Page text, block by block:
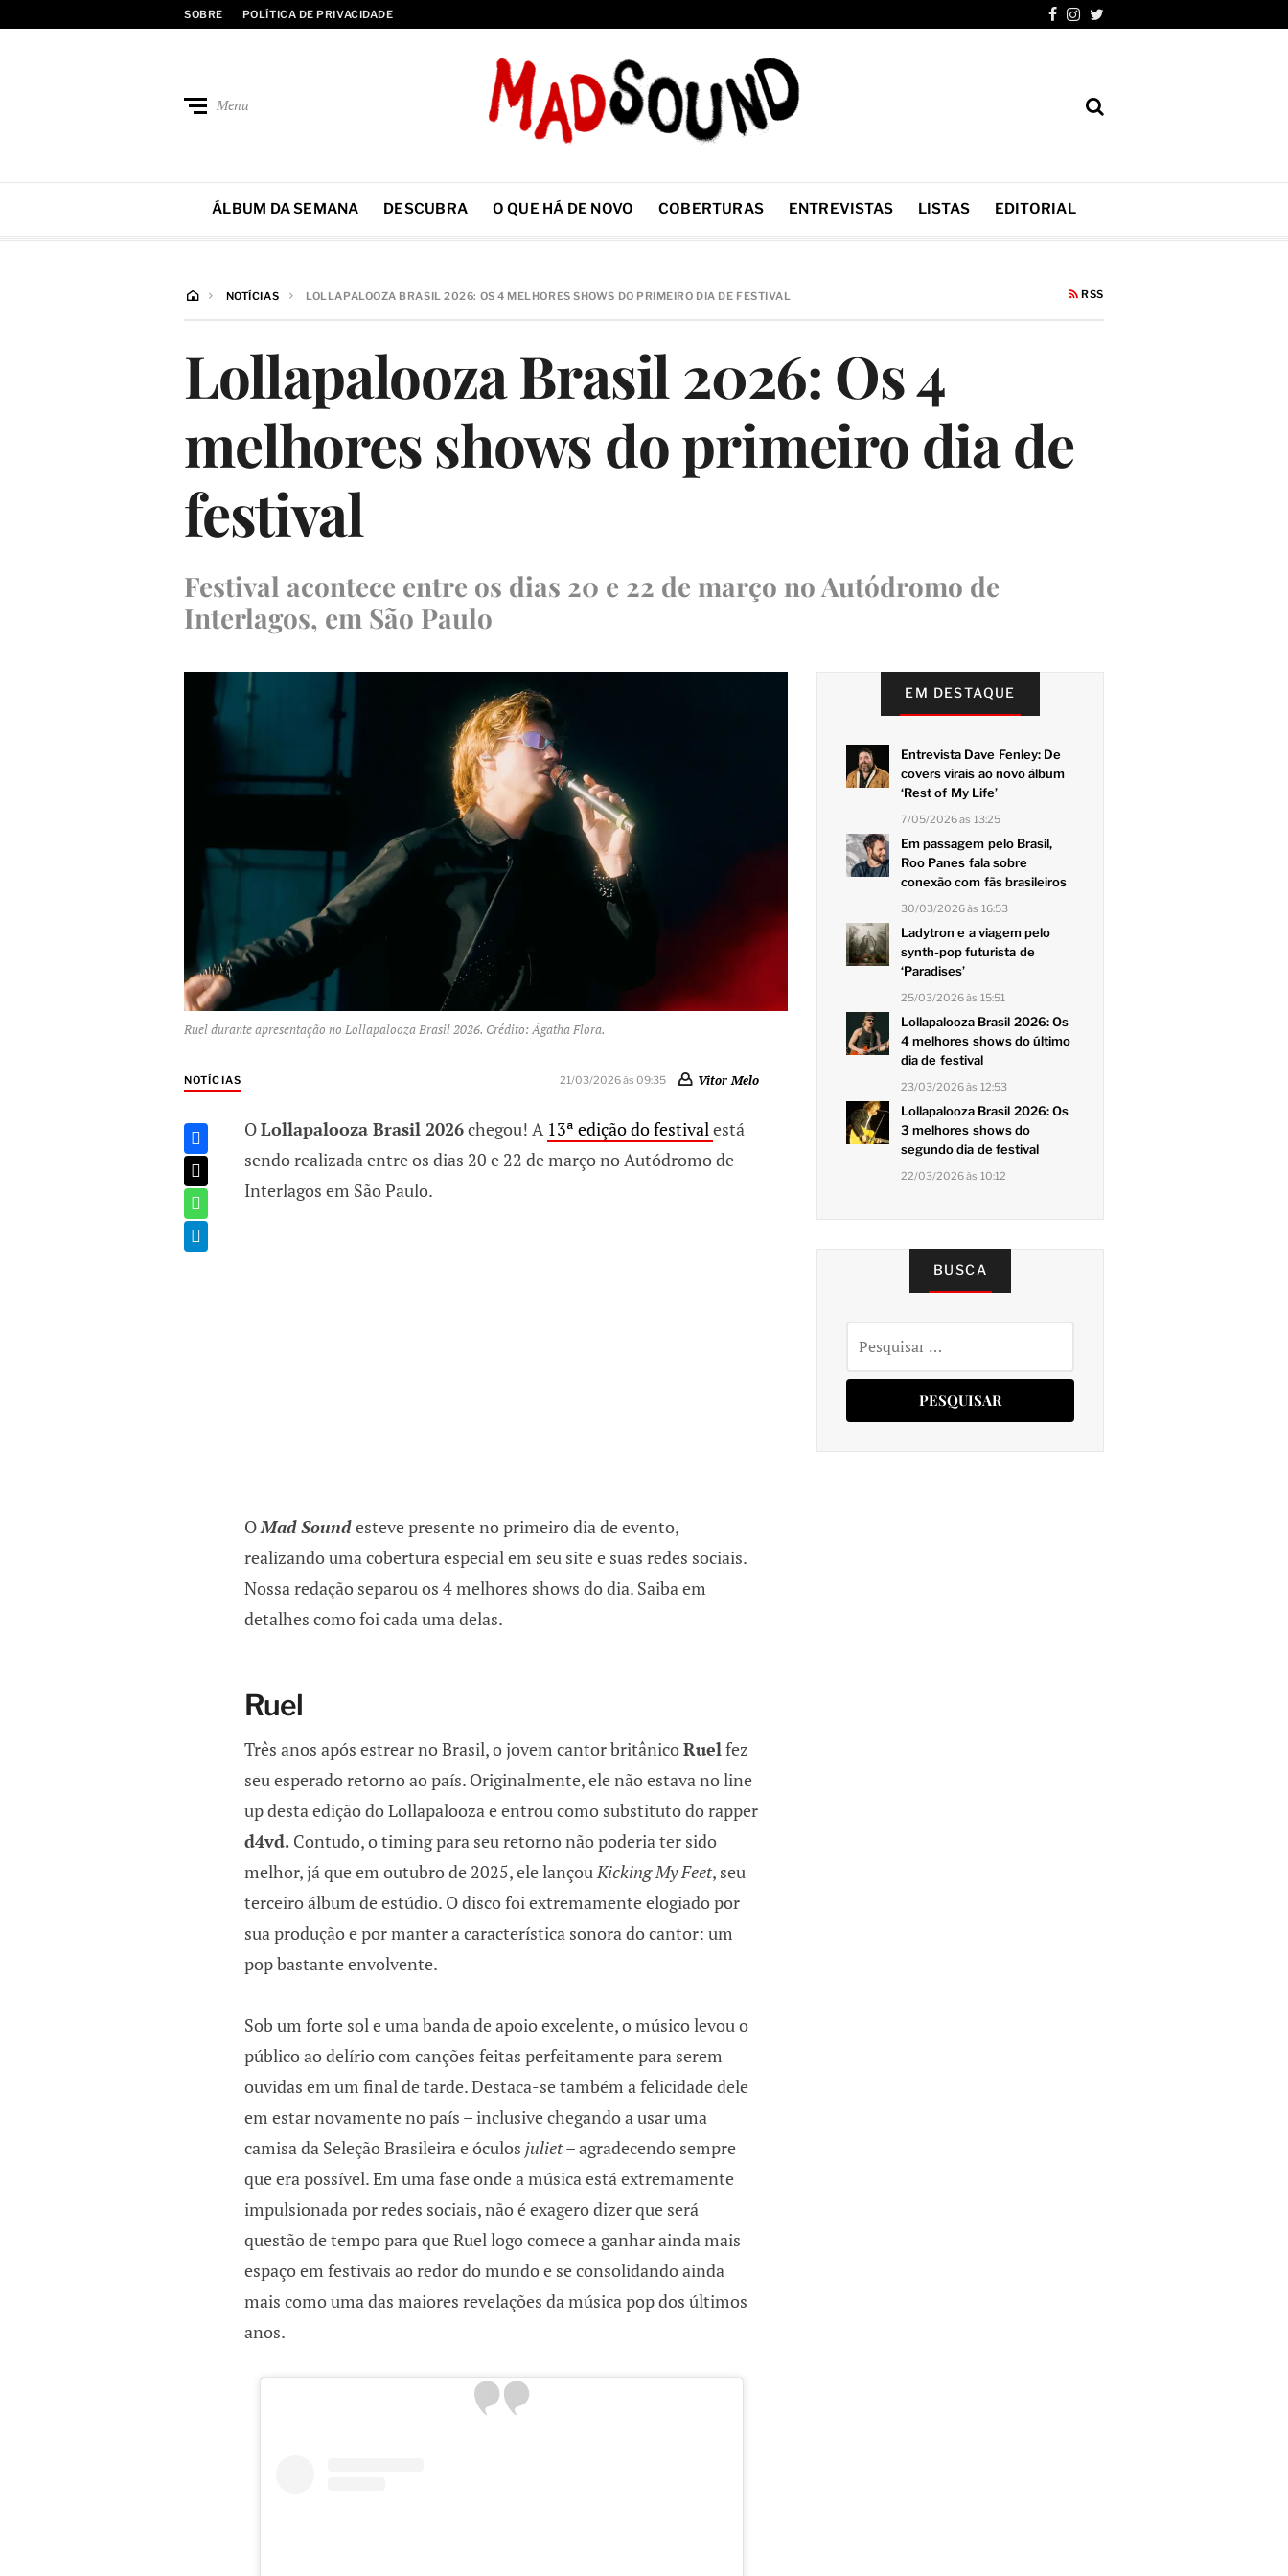
SOBRE POLÍTICA DE PRIVACIDADE
Menu
ÁLBUM DA SEMANA DESCUBRA O QUE HÁ DE NOVO COBERTURAS ENTREVISTAS LISTAS EDITORIAL
NOTÍCIAS LOLLAPALOOZA BRASIL 2026: OS 4 MELHORES SHOWS DO PRIMEIRO DIA DE FESTIVAL RSS
Lollapalooza Brasil 2026: Os 4
melhores shows do primeiro dia de
festival
Festival acontece entre os dias 20 e 22 de março no Autódromo de
Interlagos, em São Paulo
Ruel durante apresentação no Lollapalooza Brasil 2026. Crédito: Ágatha Flora.
NOTÍCIAS 21/03/2026 às 09:35 Vitor Melo
OLollapalooza Brasil 2026chegou! A 13ª edição do festival está
sendo realizada entre os dias 20 e 22 de março no Autódromo de
Interlagos em São Paulo.
OMad Soundesteve presente no primeiro dia de evento,
realizando uma cobertura especial em seu site e suas redes sociais.
Nossa redação separou os 4 melhores shows do dia. Saiba em
detalhes como foi cada uma delas.
Ruel
Três anos após estrear no Brasil, o jovem cantor britânicoRuel fez
seu esperado retorno ao país. Originalmente, ele não estava no line
up desta edição do Lollapalooza e entrou como substituto do rapper
d4vd. Contudo, o timing para seu retorno não poderia ter sido
melhor, já que em outubro de 2025, ele lançou Kicking My Feet, seu
terceiro álbum de estúdio. O disco foi extremamente elogiado por
sua produção e por manter a característica sonora do cantor: um
pop bastante envolvente.
Sob um forte sol e uma banda de apoio excelente, o músico levou o
público ao delírio com canções feitas perfeitamente para serem
ouvidas em um final de tarde. Destaca-se também a felicidade dele
em estar novamente no país – inclusive chegando a usar uma
camisa da Seleção Brasileira e óculos juliet– agradecendo sempre
que era possível. Em uma fase onde a música está extremamente
impulsionada por redes sociais, não é exagero dizer que será
questão de tempo para que Ruel logo comece a ganhar ainda mais
espaço em festivais ao redor do mundo e se consolidando ainda
mais como uma das maiores revelações da música pop dos últimos
anos.
EM DESTAQUE
Entrevista Dave Fenley: De
covers virais ao novo álbum
‘Rest of My Life’
7/05/2026 às 13:25
Em passagem pelo Brasil,
Roo Panes fala sobre
conexão com fãs brasileiros
30/03/2026 às 16:53
Ladytron e a viagem pelo
synth-pop futurista de
‘Paradises’
25/03/2026 às 15:51
Lollapalooza Brasil 2026: Os
4 melhores shows do último
dia de festival
23/03/2026 às 12:53
Lollapalooza Brasil 2026: Os
3 melhores shows do
segundo dia de festival
22/03/2026 às 10:12
BUSCA
por: